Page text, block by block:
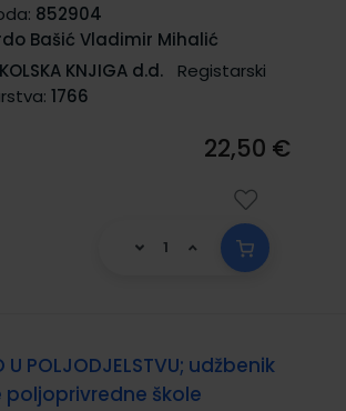
852904
Bašić Vladimir Mihalić
KNJIGA d.d.
Registarski
1766
22,50 €
U POLJODJELSTVU; udžbenik
poljoprivredne škole